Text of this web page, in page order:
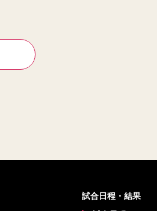
試合日程・結果